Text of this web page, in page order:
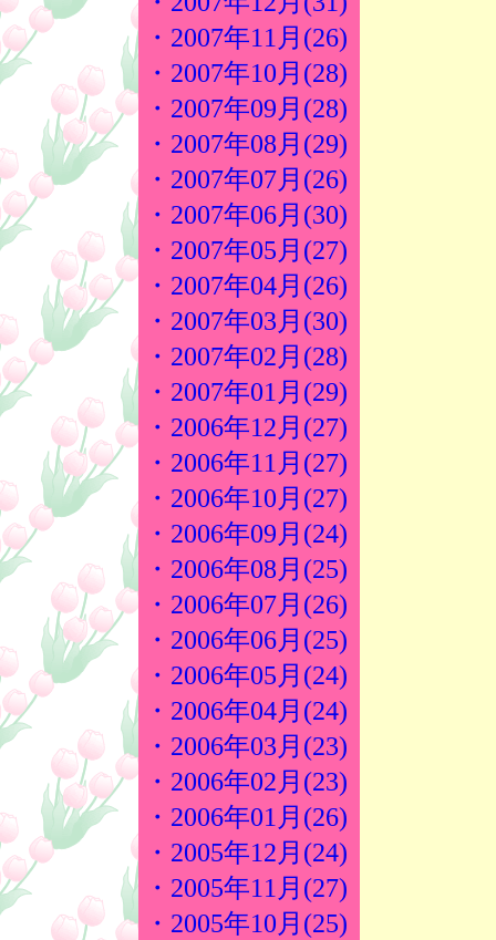
・2007年11月(26)
・2007年10月(28)
・2007年09月(28)
・2007年08月(29)
・2007年07月(26)
・2007年06月(30)
・2007年05月(27)
・2007年04月(26)
・2007年03月(30)
・2007年02月(28)
・2007年01月(29)
・2006年12月(27)
・2006年11月(27)
・2006年10月(27)
・2006年09月(24)
・2006年08月(25)
・2006年07月(26)
・2006年06月(25)
・2006年05月(24)
・2006年04月(24)
・2006年03月(23)
・2006年02月(23)
・2006年01月(26)
・2005年12月(24)
・2005年11月(27)
・2005年10月(25)